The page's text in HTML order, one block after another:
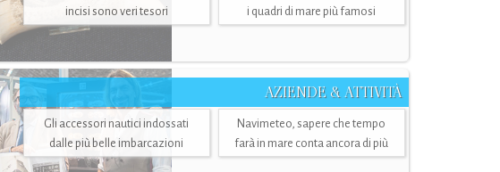
incisi sono veri tesori
i quadri di mare più famosi
AZIENDE & ATTIVITÀ
Gli accessori nautici indossati
dalle più belle imbarcazioni
Navimeteo, sapere che tempo
farà in mare conta ancora di più